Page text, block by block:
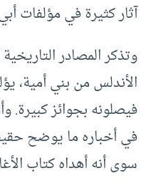
آثار كثيرة في مؤلفات
وتذكر المصادر
الأندلس من بني أمية،
فيصلونه بجوائز كبيرة.
في أخباره ما يوضح
سوى أنه أهداه كتاب